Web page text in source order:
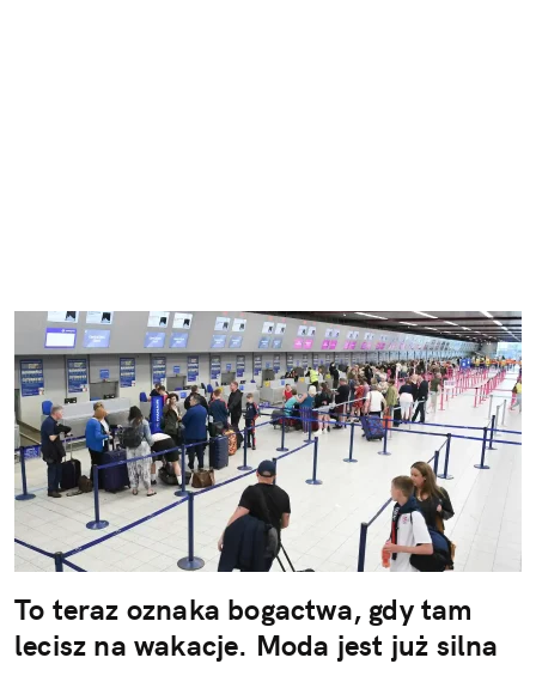
To teraz oznaka bogactwa, gdy tam
lecisz na wakacje. Moda jest już silna